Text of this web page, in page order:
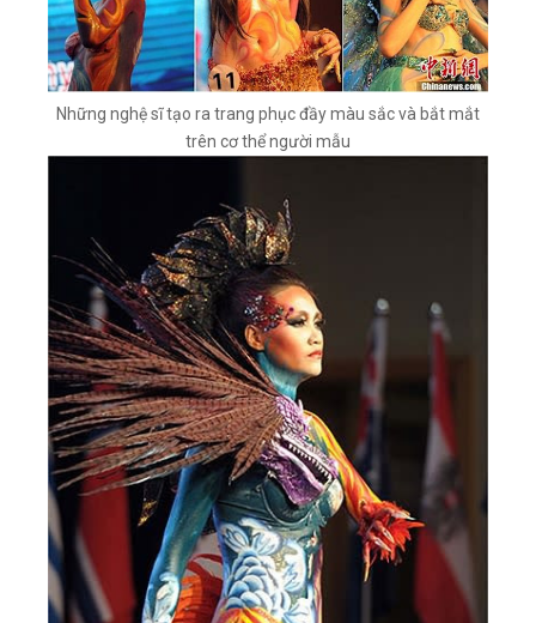
Những nghệ sĩ tạo ra trang phục đầy màu sắc và bắt mắt
trên cơ thể người mẫu